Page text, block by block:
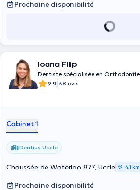
Prochaine disponibilité
Ioana Filip
Dentiste spécialisée en Orthodontie
9.9|38 avis
Cabinet 1
Dentius Uccle
Chaussée de Waterloo 877, Uccle 4,1 km
Prochaine disponibilité